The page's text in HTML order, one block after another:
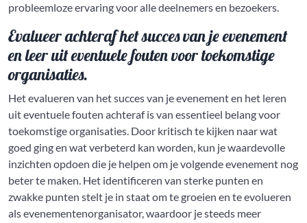
probleemloze ervaring voor alle deelnemers en bezoekers.
Evalueer achteraf het succes van je evenement
en leer uit eventuele fouten voor toekomstige
organisaties.
Het evalueren van het succes van je evenement en het leren
uit eventuele fouten achteraf is van essentieel belang voor
toekomstige organisaties. Door kritisch te kijken naar wat
goed ging en wat verbeterd kan worden, kun je waardevolle
inzichten opdoen die je helpen om je volgende evenement nog
beter te maken. Het identificeren van sterke punten en
zwakke punten stelt je in staat om te groeien en te evolueren
als evenementenorganisator, waardoor je steeds meer